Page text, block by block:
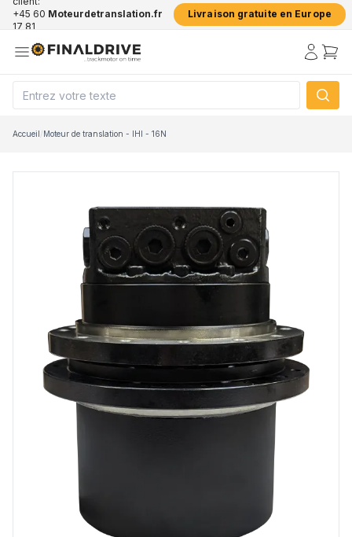
+45 60
17 81
Moteurdetranslation.fr Livraison gratuite en Europe
Accueil/Moteur de translation - IHI - 16N